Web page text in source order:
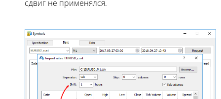
сдвиг не применялся.